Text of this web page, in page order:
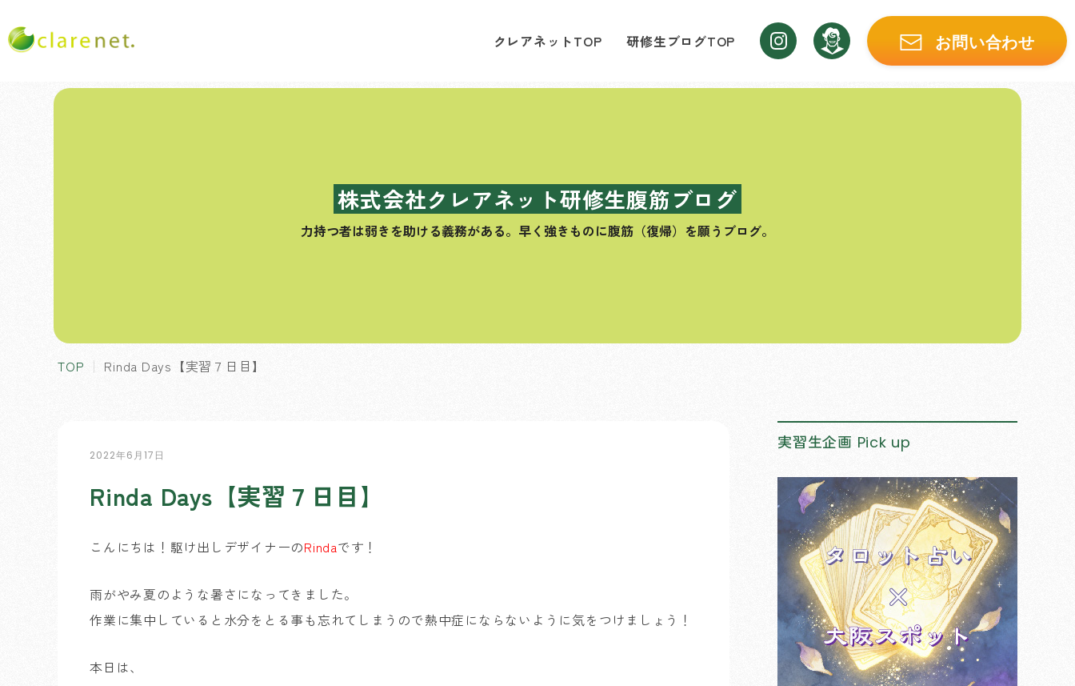
クレアネットTOP 研修生ブログTOP お問い合わせ
株式会社クレアネット研修生腹筋ブログ
力持つ者は弱きを助ける義務がある。 早く強きものに腹筋（復帰）を願うブログ。
TOP Rinda Days【実習７日目】
2022年6月17日
Rinda Days【実習７日目】
こんにちは！駆け出しデザイナーのRindaです！
雨がやみ夏のような暑さになってきました。
作業に集中していると水分をとる事も忘れてしまうので熱中症にならないように気をつけましょう！
本日は、
実習生企画 Pick up